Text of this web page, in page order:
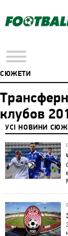
СЮЖЕТИ
клубов
УСІ НОВИНИ